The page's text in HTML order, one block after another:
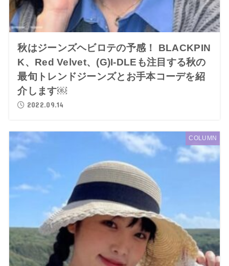
秋はジーンズヘビロテの予感！ BLACKPIN
K、Red Velvet、(G)I-DLEも注目する秋の
最旬トレンドジーンズとお手本コーデを紹
介します￼
2022.09.14
COLUMN